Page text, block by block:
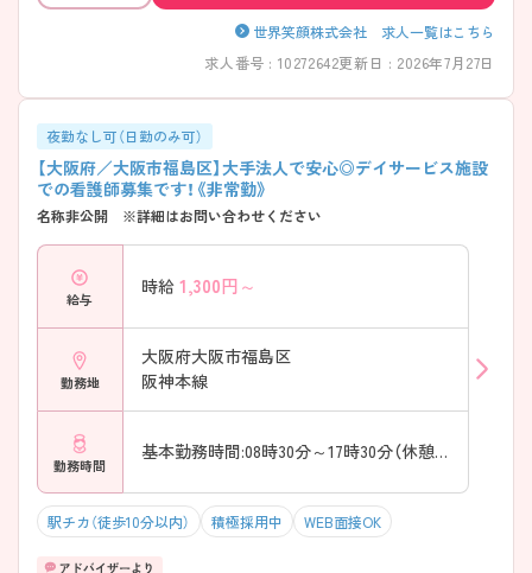
世界笑顔株式会社 求人一覧はこちら
求人番号 : 10272642更新日 : 2026年7月27日
夜勤なし可（日勤のみ可）
【大阪府／大阪市福島区】大手法人で安心◎デイサービス施設
での看護師募集です！《非常勤》
名称非公開 ※詳細はお問い合わせください
給与
時給 1,300円～
勤務地
大阪府大阪市福島区
阪神本線
勤務時間
基本勤務時間:08時30分～17時30分（休憩60分）
駅チカ（徒歩10分以内） 積極採用中 WEB面接OK